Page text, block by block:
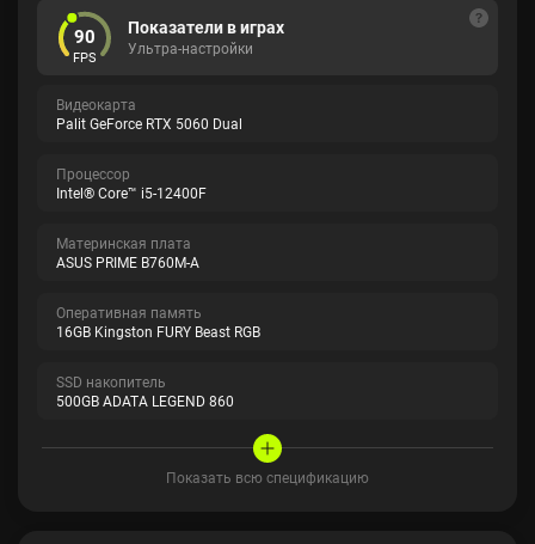
90
FPS
Показатели в играх
Ультра-настройки
Видеокарта
Palit GeForce RTX 5060 Dual
Процессор
Intel® Core™ i5-12400F
Материнская плата
ASUS PRIME B760M-A
Оперативная память
16GB Kingston FURY Beast RGB
SSD накопитель
500GB ADATA LEGEND 860
Показать всю спецификацию